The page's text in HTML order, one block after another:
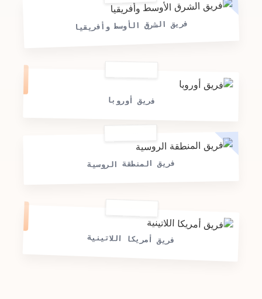
فريق الشرق الأوسط وأفريقيا
فريق أوروبا
فريق المنطقة الروسية
فريق أمريكا اللاتينية